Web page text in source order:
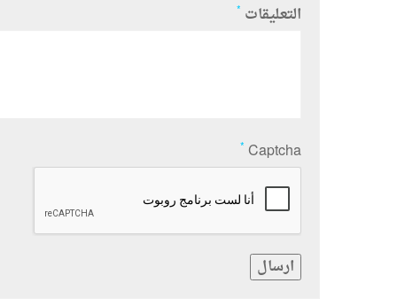
التعليقات *
Captcha
*
ارسال